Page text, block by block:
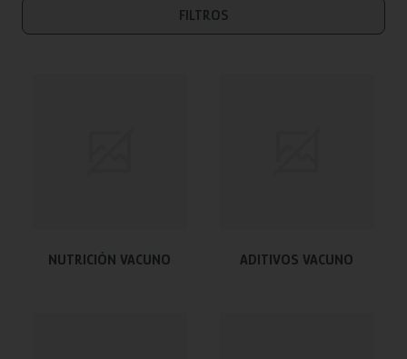
FILTROS
NUTRICIÓN VACUNO ADITIVOS VACUNO